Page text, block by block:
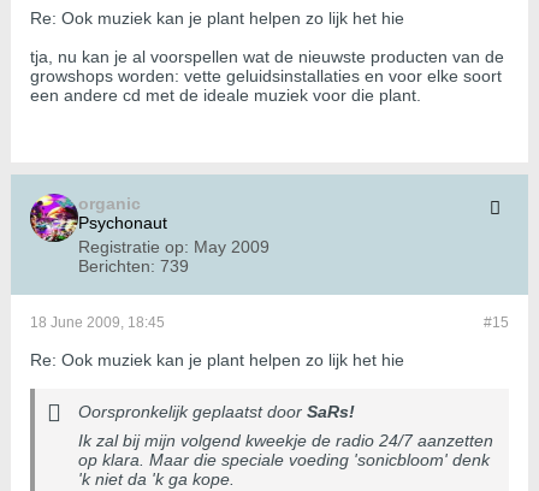
Re: Ook muziek kan je plant helpen zo lijk het hie
tja, nu kan je al voorspellen wat de nieuwste producten van de
growshops worden: vette geluidsinstallaties en voor elke soort
een andere cd met de ideale muziek voor die plant.
organic
Psychonaut
Registratie op: May 2009
Berichten: 739
#15
18 June 2009, 18:45
Re: Ook muziek kan je plant helpen zo lijk het hie
Oorspronkelijk geplaatst door SaRs!
Ik zal bij mijn volgend kweekje de radio 24/7 aanzetten
op klara. Maar die speciale voeding 'sonicbloom' denk
'k niet da 'k ga kope.